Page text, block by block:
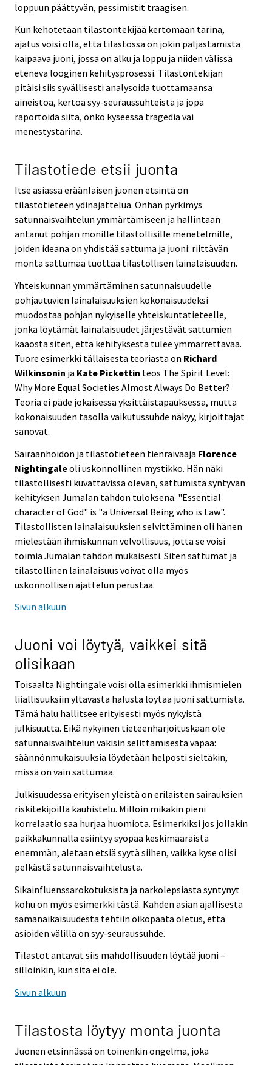
loppuun päättyvän, pessimistit traagisen.
Kun kehotetaan tilastontekijää kertomaan tarina,
ajatus voisi olla, että tilastossa on jokin paljastamista
kaipaava juoni, jossa on alku ja loppu ja niiden välissä
etenevä looginen kehitysprosessi. Tilastontekijän
pitäisi siis syvällisesti analysoida tuottamaansa
aineistoa, kertoa syy-seuraussuhteista ja jopa
raportoida siitä, onko kyseessä tragedia vai
menestystarina.
Tilastotiede etsii juonta
Itse asiassa eräänlaisen juonen etsintä on
tilastotieteen ydinajattelua. Onhan pyrkimys
satunnaisvaihtelun ymmärtämiseen ja hallintaan
antanut pohjan monille tilastollisille menetelmille,
joiden ideana on yhdistää sattuma ja juoni: riittävän
monta sattumaa tuottaa tilastollisen lainalaisuuden.
Yhteiskunnan ymmärtäminen satunnaisuudelle
pohjautuvien lainalaisuuksien kokonaisuudeksi
muodostaa pohjan nykyiselle yhteiskuntatieteelle,
jonka löytämät lainalaisuudet järjestävät sattumien
kaaosta siten, että kehityksestä tulee ymmärrettävää.
Tuore esimerkki tällaisesta teoriasta on Richard
Wilkinsonin ja Kate Pickettin teos The Spirit Level:
Why More Equal Societies Almost Always Do Better?
Teoria ei päde jokaisessa yksittäistapauksessa, mutta
kokonaisuuden tasolla vaikutussuhde näkyy, kirjoittajat
sanovat.
Sairaanhoidon ja tilastotieteen tienraivaaja Florence
Nightingaleoli uskonnollinen mystikko. Hän näki
tilastollisesti kuvattavissa olevan, sattumista syntyvän
kehityksen Jumalan tahdon tuloksena. "Essential
character of God" is "a Universal Being who is Law".
Tilastollisten lainalaisuuksien selvittäminen oli hänen
mielestään ihmiskunnan velvollisuus, jotta se voisi
toimia Jumalan tahdon mukaisesti. Siten sattumat ja
tilastollinen lainalaisuus voivat olla myös
uskonnollisen ajattelun perustaa.
Sivun alkuun
Juoni voi löytyä, vaikkei sitä
olisikaan
Toisaalta Nightingale voisi olla esimerkki ihmismielen
liiallisuuksiin yltävästä halusta löytää juoni sattumista.
Tämä halu hallitsee erityisesti myös nykyistä
julkisuutta. Eikä nykyinen tieteenharjoituskaan ole
satunnaisvaihtelun väkisin selittämisestä vapaa:
säännönmukaisuuksia löydetään helposti sieltäkin,
missä on vain sattumaa.
Julkisuudessa erityisen yleistä on erilaisten sairauksien
riskitekijöillä kauhistelu. Milloin mikäkin pieni
korrelaatio saa hurjaa huomiota. Esimerkiksi jos jollakin
paikkakunnalla esiintyy syöpää keskimääräistä
enemmän, aletaan etsiä syytä siihen, vaikka kyse olisi
pelkästä satunnaisvaihtelusta.
Sikainfluenssarokotuksista ja narkolepsiasta syntynyt
kohu on myös esimerkki tästä. Kahden asian ajallisesta
samanaikaisuudesta tehtiin oikopäätä oletus, että
asioiden välillä on syy-seuraussuhde.
Tilastot antavat siis mahdollisuuden löytää juoni –
silloinkin, kun sitä ei ole.
Sivun alkuun
Tilastosta löytyy monta juonta
Juonen etsinnässä on toinenkin ongelma, joka